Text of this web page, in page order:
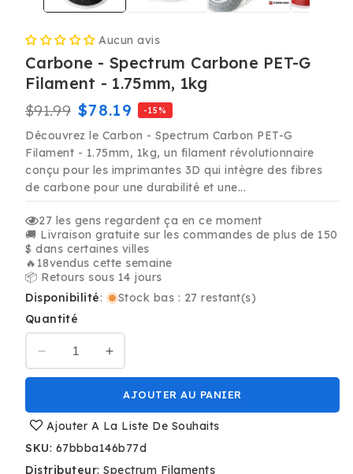
Aucun avis
Carbone - Spectrum Carbone PET-G
Filament - 1.75mm, 1kg
Prix
habituel
$91.99 Prix
promotionnel
$78.19 -15%
Découvrez le Carbon - Spectrum Carbon PET-G
Filament - 1.75mm, 1kg, un filament révolutionnaire
conçu pour les imprimantes 3D qui intègre des fibres
de carbone pour une durabilité et une...
27 les gens regardent ça en ce moment
🚚 Livraison gratuite sur les commandes de plus de 150
$ dans certaines villes
🔥 18vendus cette semaine
📦 Retours sous 14 jours
Disponibilité:
Stock bas : 27 restant(s)
Quantité
Réduire
la
Carbone
-
Spectrum
Augmenter
la
quantité
Carbone
-
Spectrum
AJOUTER AU PANIER
Ajouter A La Liste De Souhaits
SKU: 67bbba146b77d
Distributeur: Spectrum Filaments